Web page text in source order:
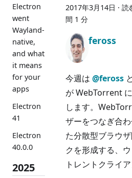
Electron
went
Wayland-
native,
and what
it means
for your
apps
Electron
41
Electron
40.0.0
2025
2017年3月14日 · 読
間 1 分
feross
今週は @feross と
が WebTorrent
します。
ザーをつなぎ合
た分散型ブラウ
クを形成する、
トレントクライア